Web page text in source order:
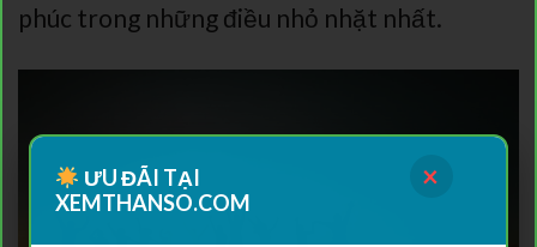
phúc trong những điều nhỏ nhặt nhất.
ƯU ĐÃI TẠI
XEMTHANSO.COM
×